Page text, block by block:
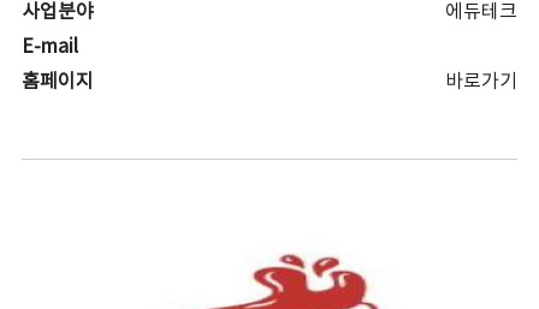
사업분야
에듀테크
E-mail
홈페이지
바로가기